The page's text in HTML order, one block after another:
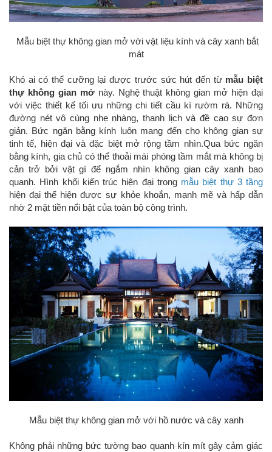
Mẫu biệt thự không gian mở với vật liệu kính và cây xanh bắt
mát
Khó ai có thể cưỡng lại được trước sức hút đến từmẫu biệt
thự không gian mởnày. Nghệ thuật không gian mở hiện đại
với việc thiết kế tối ưu những chi tiết cầu kì rườm rà. Những
đường nét vô cùng nhẹ nhàng, thanh lịch và đề cao sự đơn
giản. Bức ngăn bằng kính luôn mang đến cho không gian sự
tinh tế, hiện đại và đặc biệt mở rộng tầm nhìn.Qua bức ngăn
bằng kính, gia chủ có thể thoải mái phóng tầm mắt mà không bị
cản trở bởi vật gì để ngắm nhìn không gian cây xanh bao
quanh. Hình khối kiến trúc hiện đại trong mẫu biệt thự 3 tầng
hiện đại thể hiện được sự khỏe khoắn, mạnh mẽ và hấp dẫn
nhờ 2 mặt tiền nổi bật của toàn bộ công trình.
Mẫu biệt thự không gian mở với hồ nước và cây xanh
Không phải những bức tường bao quanh kín mít gây cảm giác